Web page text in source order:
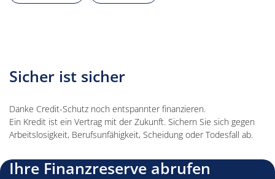
Sicher ist sicher
Danke Credit-Schutz noch entspannter finanzieren.
Ein Kredit ist ein Vertrag mit der Zukunft. Sichern Sie sich gegen
Arbeitslosigkeit, Berufsunfähigkeit, Scheidung oder Todesfall ab.
Ihre Finanzreserve abrufen